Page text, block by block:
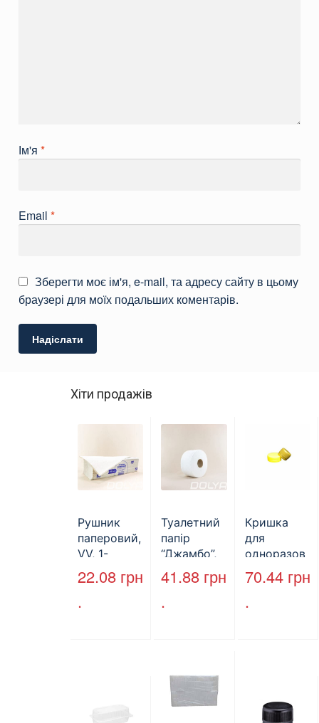
Ім'я *
Email *
Зберегти моє ім'я, e-mail, та адресу сайту в цьому
браузері для моїх подальших коментарів.
Хіти продажів
Рушник
паперовий,
VV, 1-
шаровий,
макулатура
22.08 грн
.
Туалетний
папір
“Джамбо”,
B2B
Service,
41.88 грн
.
Кришка
для
одноразов
ої пляшки,
ПЕТ,
70.44 грн
.